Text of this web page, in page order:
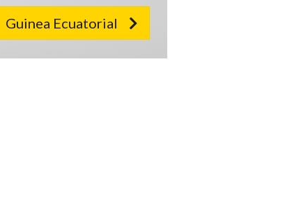
Guinea Ecuatorial